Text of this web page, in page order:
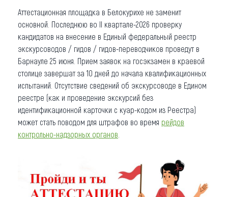
Аттестационная площадка в Белокурихе не заменит
основной. Последнюю во II квартале-2026 проверку
кандидатов на внесение в Единый федеральный реестр
экскурсоводов / гидов / гидов-переводчиков проведут в
Барнауле 25 июня. Прием заявок на госэкзамен в краевой
столице завершат за 10 дней до начала квалификационных
испытаний. Отсутствие сведений об экскурсоводе в Едином
реестре (как и проведение экскурсий без
идентификационной карточки с куар-кодом из Реестра)
может стать поводом для штрафов во время рейдов
контрольно-надзорных органов